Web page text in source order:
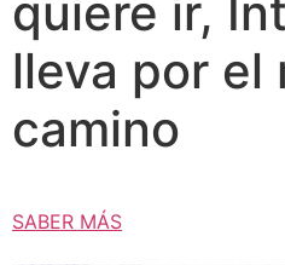
quiere ir,
lleva por el
camino
SABER MÁS